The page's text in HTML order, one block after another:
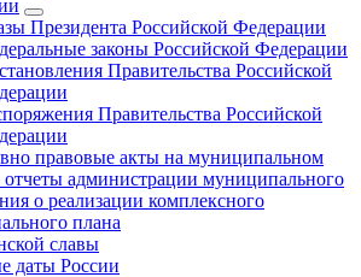
Президента Российской Федерации
законы Российской Федерации
Правительства Российской
Правительства Российской
правовые акты на муниципальном
отчеты администрации муниципального
о реализации комплексного
плана
славы
даты России